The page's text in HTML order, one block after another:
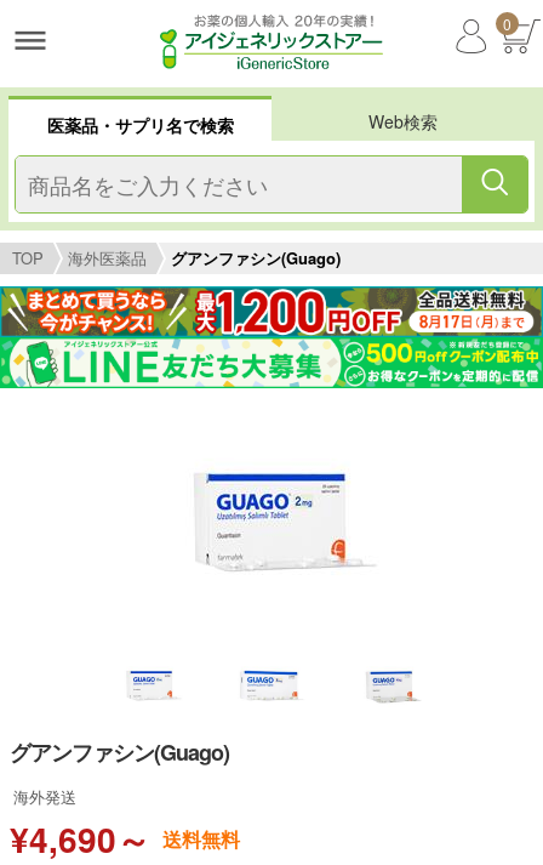
0
医薬品・サプリ名で検索 Web検索
TOP 海外医薬品 グアンファシン(Guago)
グアンファシン(Guago)
海外発送
¥4,690～ 送料無料